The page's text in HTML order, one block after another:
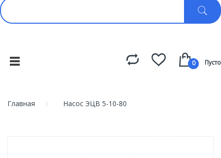
0 Пусто
Главная Насос ЭЦВ 5-10-80